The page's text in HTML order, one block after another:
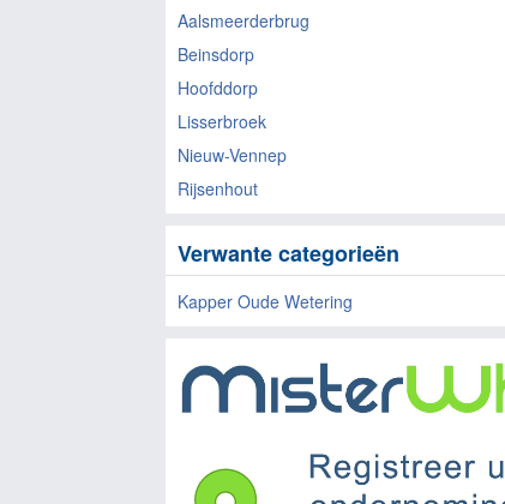
Aalsmeerderbrug
Beinsdorp
Hoofddorp
Lisserbroek
Nieuw-Vennep
Rijsenhout
Verwante categorieën
Kapper Oude Wetering